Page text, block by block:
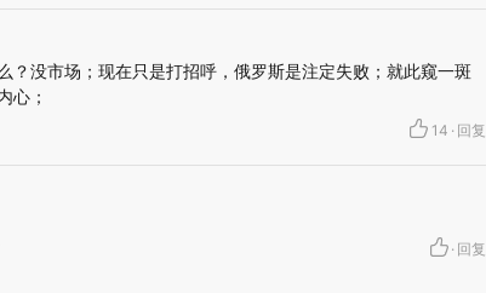
？没市场；现在只是打招呼，俄罗斯是注定失败；就此窥一斑
心；
14 · 回复
· 回复